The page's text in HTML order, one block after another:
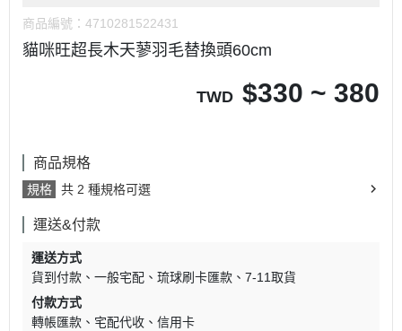
商品編號： 4710281522431
貓咪旺超長木天蓼羽毛替換頭60cm
TWD $330 ~ 380
商品規格
規格 共 2 種規格可選
運送&付款
運送方式
貨到付款
一般宅配 琉球刷卡匯款
7-11取貨
付款方式
轉帳匯款
宅配代收 信用卡